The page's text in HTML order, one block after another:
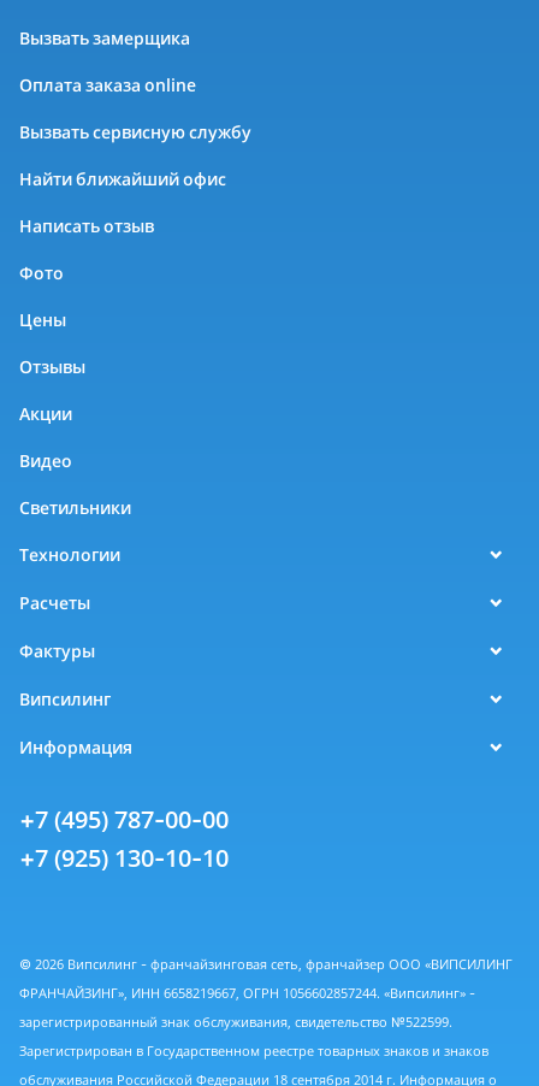
Вызвать замерщика
Оплата заказа online
Вызвать сервисную службу
Найти ближайший офис
Написать отзыв
Фото
Цены
Отзывы
Акции
Видео
Светильники
Технологии
Расчеты
Фактуры
Випсилинг
Информация
+7 (495) 787-00-00
+7 (925) 130-10-10
© 2026 Випсилинг - франчайзинговая сеть, франчайзер ООО «ВИПСИЛИНГ
ФРАНЧАЙЗИНГ», ИНН 6658219667, ОГРН 1056602857244. «Випсилинг» -
зарегистрированный знак обслуживания, свидетельство №522599.
Зарегистрирован в Государственном реестре товарных знаков и знаков
обслуживания Российской Федерации 18 сентября 2014 г. Информация о